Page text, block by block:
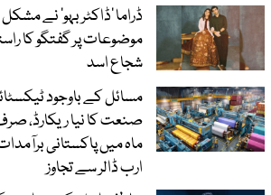
ڈراما ’ڈاکٹر بہو‘ نے مشکل
موضوعات پر گفتگو کا
شجاع اسد
مسائل کے باوجود
صنعت کا نیا ریکارڈ،
ارب ڈالر سے تجاوز